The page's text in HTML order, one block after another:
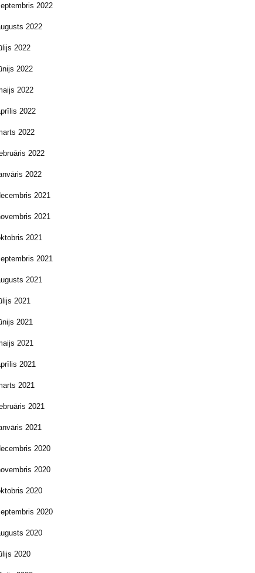
2022
2022
2022
2022
2022
2022
2022
2022
2022
2021
2021
2021
2021
2021
2021
2021
2021
2021
2021
2021
2021
2020
2020
2020
2020
2020
2020